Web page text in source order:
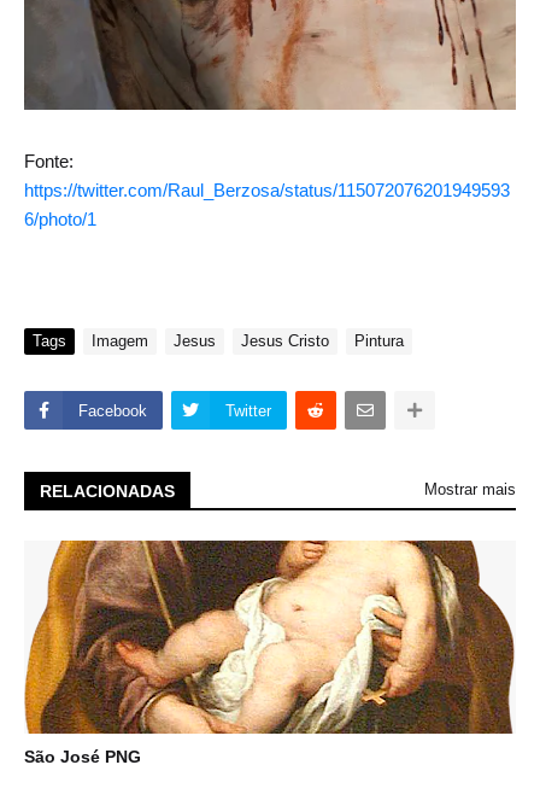
Fonte:
https://twitter.com/Raul_Berzosa/status/115072076201949593
6/photo/1
Tags Imagem Jesus Jesus Cristo Pintura
Facebook Twitter
RELACIONADAS Mostrar mais
São José PNG